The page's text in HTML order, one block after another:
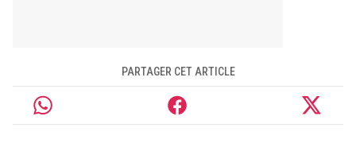
PARTAGER CET ARTICLE